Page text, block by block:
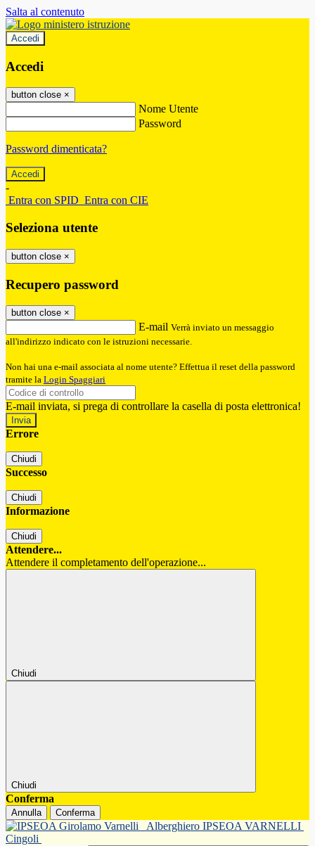
Salta al contenuto
Accedi
Accedi
button close ×
Nome Utente
Password
Password dimenticata?
-
Entra con SPID Entra con CIE
Seleziona utente
button close ×
Recupero password
button close ×
E-mail Verrà inviato un messaggio
all'indirizzo indicato con le istruzioni necessarie.
Non hai una e-mail associata al nome utente? Effettua il reset della password
tramite la Login Spaggiari
E-mail inviata, si prega di controllare la casella di posta elettronica!
Errore
Chiudi
Successo
Chiudi
Informazione
Chiudi
Attendere...
Attendere il completamento dell'operazione...
Chiudi
Chiudi
Conferma
Annulla Conferma
Alberghiero IPSEOA VARNELLI
Cingoli